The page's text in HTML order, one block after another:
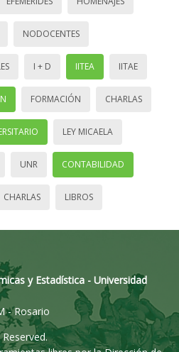
NODOCENTES
I + D IITEA IITAE
FORMACIÓN CHARLAS
LEY MICAELA
UNR CONTABILIDAD
CHARLAS LIBROS
y Estadística - Universidad
- Rosario